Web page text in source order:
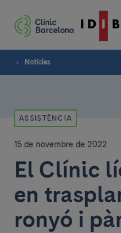
Notícies
ASSISTÈNCIA
15 de novembre de 2022
El Clínic
en
ronyó i